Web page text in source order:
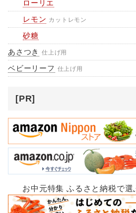
ローリエ
レモン カットレモン
砂糖
あさつき
仕上げ用
ベビーリーフ 仕上げ用
[PR]
お中元特集 ふるさと納税で選